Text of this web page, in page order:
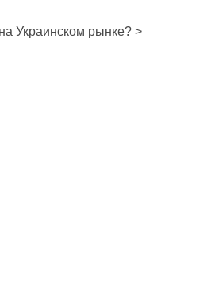
Украинском рынке? >